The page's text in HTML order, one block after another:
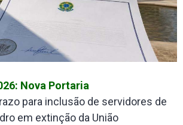
Nova Portaria
para inclusão de servidores de
em extinção da União